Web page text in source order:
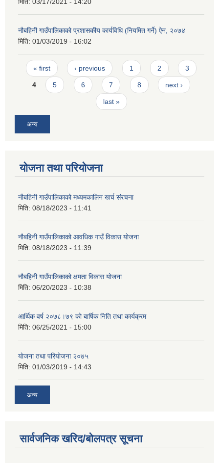
मिति: 03/17/2021 - 14:20
नौबहिनी गाउँपालिकाको प्रशासकीय कार्यविधि (नियमित गर्ने) ऐन, २०७४
मिति: 01/03/2019 - 16:02
Pages
« first ‹ previous 1 2 3
4 5 6 7 8 next ›
last »
अन्य
योजना तथा परियोजना
नौबहिनी गाउँपालिकाको मध्यमकालिन खर्च संरचना
मिति: 08/18/2023 - 11:41
नौबहिनी गाउँपालिकाको आवधिक गाउँ विकास योजना
मिति: 08/18/2023 - 11:39
नौबहिनी गाउँपालिकाको क्षमता विकास योजना
मिति: 06/20/2023 - 10:38
आर्थिक वर्ष २०७८।७९ काे बार्षिक निति तथा कार्यक्रम
मिति: 06/25/2021 - 15:00
याेजना तथा परियाेजना २०७५
मिति: 01/03/2019 - 14:43
अन्य
सार्वजनिक खरिद/बोलपत्र सूचना